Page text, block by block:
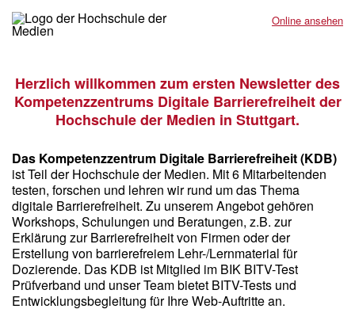
Online ansehen
Herzlich willkommen zum ersten Newsletter des
Kompetenzzentrums Digitale Barrierefreiheit der
Hochschule der Medien in Stuttgart.
Das Kompetenzzentrum Digitale Barrierefreiheit (KDB)
ist Teil der Hochschule der Medien. Mit 6 Mitarbeitenden
testen, forschen und lehren wir rund um das Thema
digitale Barrierefreiheit. Zu unserem Angebot gehören
Workshops, Schulungen und Beratungen, z.B. zur
Erklärung zur Barrierefreiheit von Firmen oder der
Erstellung von barrierefreiem Lehr-/Lernmaterial für
Dozierende. Das KDB ist Mitglied im BIK BITV-Test
Prüfverband und unser Team bietet BITV-Tests und
Entwicklungsbegleitung für Ihre Web-Auftritte an.